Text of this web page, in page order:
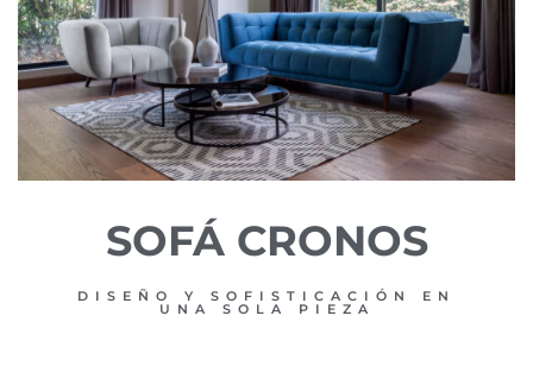
SOFÁ CRONOS
DISEÑO Y SOFISTICACIÓN EN
UNA SOLA PIEZA